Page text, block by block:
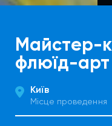
Майстер-
флюїд-арт
Київ
Місце проведення